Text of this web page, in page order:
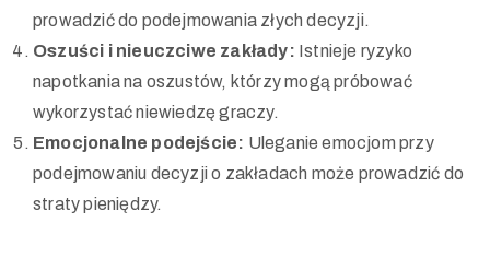
prowadzić do podejmowania złych decyzji.
Oszuści i nieuczciwe zakłady: Istnieje ryzyko
napotkania na oszustów, którzy mogą próbować
wykorzystać niewiedzę graczy.
Emocjonalne podejście: Uleganie emocjom przy
podejmowaniu decyzji o zakładach może prowadzić do
straty pieniędzy.